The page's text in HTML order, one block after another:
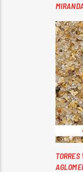
TORRES